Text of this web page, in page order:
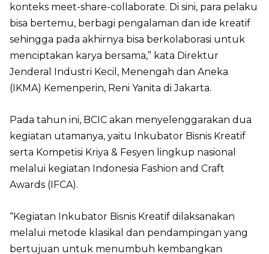
konteks meet-share-collaborate. Di sini, para pelaku
bisa bertemu, berbagi pengalaman dan ide kreatif
sehingga pada akhirnya bisa berkolaborasi untuk
menciptakan karya bersama,” kata Direktur
Jenderal Industri Kecil, Menengah dan Aneka
(IKMA) Kemenperin, Reni Yanita di Jakarta.
Pada tahun ini, BCIC akan menyelenggarakan dua
kegiatan utamanya, yaitu Inkubator Bisnis Kreatif
serta Kompetisi Kriya & Fesyen lingkup nasional
melalui kegiatan Indonesia Fashion and Craft
Awards (IFCA).
“Kegiatan Inkubator Bisnis Kreatif dilaksanakan
melalui metode klasikal dan pendampingan yang
bertujuan untuk menumbuh kembangkan